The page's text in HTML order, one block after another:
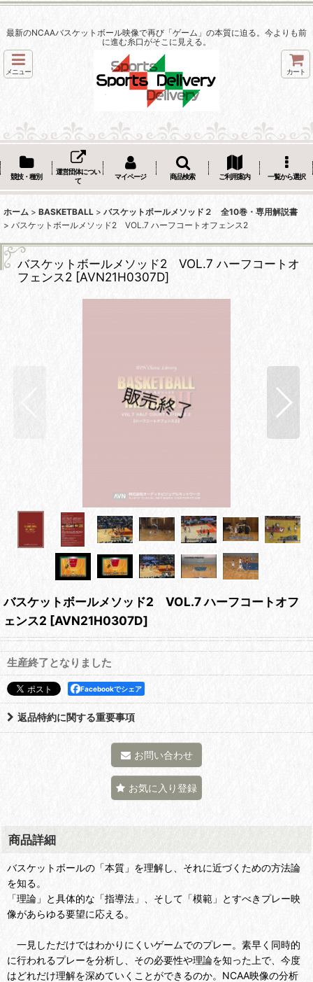
最新のNCAAバスケットボール映像で再び「ゲーム」の本質に迫る。今よりも前
に進む糸口がそこに見える。
メニュー カート
競技・種別
運営団体につい
て
マイページ 商品検索 ご利用案内 一覧から選択
ホーム > BASKETBALL > バスケットボールメソッド２ 全10巻・専用解説書
> バスケットボールメソッド2 VOL.7 ハーフコートオフェンス2
バスケットボールメソッド2 VOL.7 ハーフコートオ
フェンス2 [AVN21H0307D]
バスケットボールメソッド2 VOL.7 ハーフコートオフ
ェンス2 [AVN21H0307D]
生産終了となりました
Facebookでシェア
返品特約に関する重要事項
お問い合わせ
お気に入り登録
商品詳細
バスケットボールの「本質」を理解し、それに近づくための方法論
を知る。
「理論」と具体的な「指導法」、そして「模範」とすべきプレー映
像があらゆる要望に応える。
一見しただけではわかりにくいゲームでのプレー。素早く同時的
に行われるプレーを分析し、その必要性や理論を知った上で、今度
はどれだけ理解を深めていくことができるのか。NCAA映像の分析